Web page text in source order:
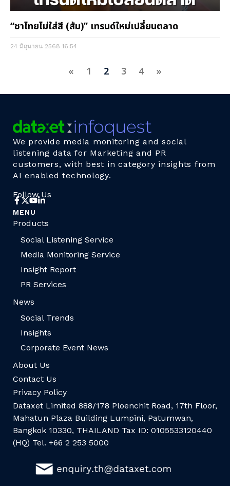
“ชาไทยไม่ใส่สี (ส้ม)” เทรนด์ใหม่เปลี่ยนตลาด
24 มิถุนายน 2568 16:54
« 1 2 3 4 »
We provide media monitoring and social
listening data for Marketing and PR
customers, with best in category insights from
AI enabled technology.
Follow Us
MENU
Products
Social Listening Service
Media Monitoring Service
Insight Report
PR Services
News
Social Trends
Insights
Corporate Event News
About Us
Contact Us
Privacy Policy
Dataxet Limited 888/178 Ploenchit Road, 17th Floor,
Mahatun Plaza Building Lumpini, Patumwan,
Bangkok 10330, THAILAND Tax ID: 0105533120440
(HQ) Tel. +66 2 253 5000